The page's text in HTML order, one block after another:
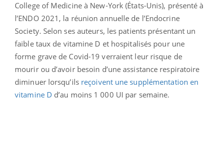
College of Medicine à New-York (États-Unis), présenté à
l’ENDO 2021, la réunion annuelle de l’Endocrine
Society. Selon ses auteurs, les patients présentant un
faible taux de vitamine D et hospitalisés pour une
forme grave de Covid-19 verraient leur risque de
mourir ou d’avoir besoin d’une assistance respiratoire
diminuer lorsqu’ils reçoivent une supplémentation en
vitamine D d’au moins 1 000 UI par semaine.